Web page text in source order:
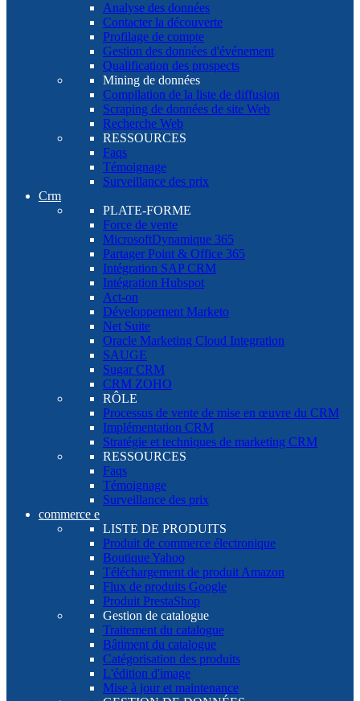
Analyse des données
Contacter la découverte
Profilage de compte
Gestion des données d'événement
Qualification des prospects
Mining de données
Compilation de la liste de diffusion
Scraping de données de site Web
Recherche Web
RESSOURCES
Faqs
Témoignage
Surveillance des prix
Crm
PLATE-FORME
Force de vente
MicrosoftDynamique 365
Partager Point & Office 365
Intégration SAP CRM
Intégration Hubspot
Act-on
Développement Marketo
Net Suite
Oracle Marketing Cloud Integration
SAUGE
Sugar CRM
CRM ZOHO
RÔLE
Processus de vente de mise en œuvre du CRM
Implémentation CRM
Stratégie et techniques de marketing CRM
RESSOURCES
Faqs
Témoignage
Surveillance des prix
commerce e
LISTE DE PRODUITS
Produit de commerce électronique
Boutique Yahoo
Téléchargement de produit Amazon
Flux de produits Google
Produit PrestaShop
Gestion de catalogue
Traitement du catalogue
Bâtiment du catalogue
Catégorisation des produits
L'édition d'image
Mise à jour et maintenance